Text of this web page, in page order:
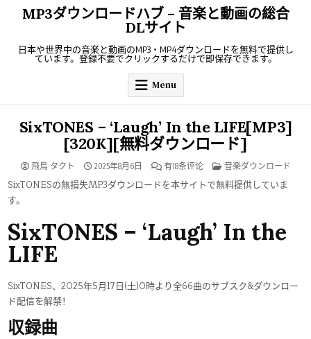
MP3ダウンロードハブ – 音楽と動画の総合
DLサイト
日本や世界中の音楽と動画のMP3・MP4ダウンロードを無料で提供し
ています。登録不要でクリックするだけで即保存できます。
Menu
SixTONES – ‘Laugh’ In the LIFE[MP3]
[320K][無料ダウンロード]
飛鳥 タクト 2025年8月6日
SIXTONES
‘LAUGH’
IN
料
ダ
ド]
有18条评论
POSTED
音楽ダウンロード
SixTONESの無損失MP3ダウンロードを本サイトで無料提供していま
す。
SixTONES – ‘Laugh’ In the
LIFE
SixTONES、2025年5月17日(土)0時より全66曲のサブスク&ダウンロー
ド配信を解禁！
収録曲